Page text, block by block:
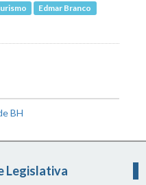
Edmar Branco
BH
Legislativa